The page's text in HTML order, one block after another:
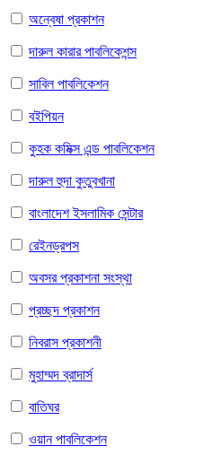
অন্বেষা প্রকাশন
দারুল কারার পাবলিকেশন্স
সাবিল পাবলিকেশন
বইপিয়ন
কুহক কমিক্স এন্ড পাবলিকেশন
দারুল হুদা কুতুবখানা
বাংলাদেশ ইসলামিক সেন্টার
রেইনড্রপস
অবসর প্রকাশনা সংস্থা
প্রচ্ছদ প্রকাশন
নিবরাস প্রকাশনী
মুহাম্মদ ব্রাদার্স
বাতিঘর
ওয়ান পাবলিকেশন